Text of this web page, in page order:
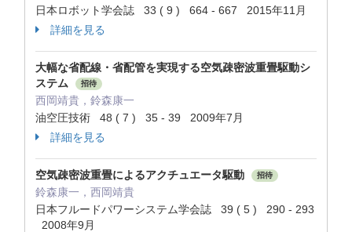
日本ロボット学会誌 33 ( 9 ) 664 - 667 2015年11月
詳細を見る
大幅な省配線・省配管を実現する空気疎密波重畳駆動シ
ステム
招待
西岡靖貴，鈴森康一
油空圧技術 48 ( 7 ) 35 - 39 2009年7月
詳細を見る
空気疎密波重畳によるアクチュエータ駆動 招待
鈴森康一，西岡靖貴
日本フルードパワーシステム学会誌 39 ( 5 ) 290 - 293
2008年9月